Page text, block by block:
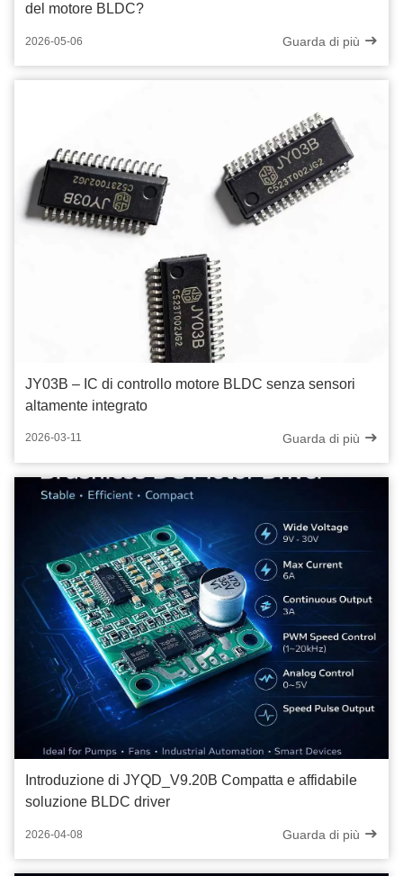
del motore BLDC?
2026-05-06 Guarda di più
JY03B – IC di controllo motore BLDC senza sensori
altamente integrato
2026-03-11 Guarda di più
Introduzione di JYQD_V9.20B Compatta e affidabile
soluzione BLDC driver
2026-04-08 Guarda di più